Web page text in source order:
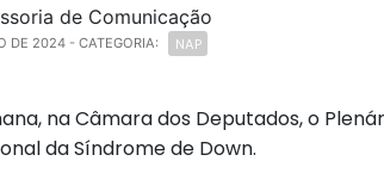
de Comunicação
DE 2024 - CATEGORIA: NAP
na Câmara dos Deputados, o
da Síndrome de Down.